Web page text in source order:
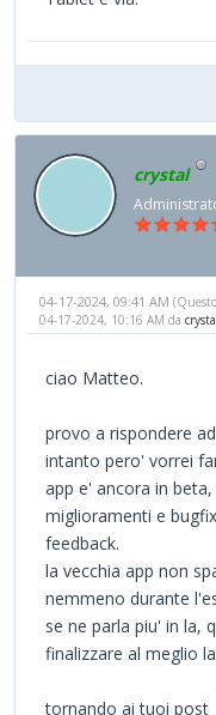
crystal
04-17-2024, 09:41 AM
04-17-2024, 10:16 AM da
ciao Matteo.
provo a rispondere
intanto pero' vorrei
app e' ancora in beta,
miglioramenti e
feedback.
la vecchia app non
nemmeno durante
se ne parla piu' in la,
finalizzare al meglio
tornando ai tuoi post